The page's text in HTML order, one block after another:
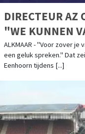
DIRECTEUR AZ
"WE KUNNEN
ALKMAAR - "Voor zover je
een geluk spreken." Dat
Eenhoorn tijdens [...]